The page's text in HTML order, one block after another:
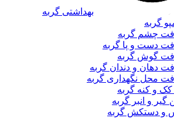
بهداشتی گربه
گربه
چشم گربه
دست و پا گربه
گوش گربه
دهان و دندان گربه
محل نگهداری گربه
و کنه گربه
گیر و انبر گربه
و دستکش گربه